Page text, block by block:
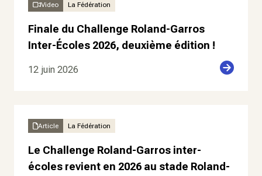
Video La Fédération
Finale du Challenge Roland-Garros
Inter-Écoles 2026, deuxième édition !
12 juin 2026
Article La Fédération
Le Challenge Roland-Garros inter-
écoles revient en 2026 au stade Roland-